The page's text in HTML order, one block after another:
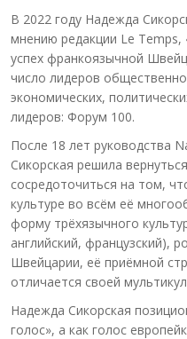
В 2022 году Надежда
мнению редакции Le Temps,
успех франкоязычной
число лидеров
экономических,
лидеров: Форум 100.
После 18 лет руководства
Сикорская решила
сосредоточиться на том,
культуре во всём её
форму трёхязычного
английский, французский),
Швейцарии, её приёмной
отличается своей
Надежда Сикорская
голос», а как голос